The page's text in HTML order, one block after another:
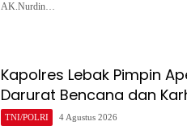
AK.Nurdin…
Kapolres Lebak Pimpin
Darurat Bencana dan
TNI/POLRI 4 Agustus 2026